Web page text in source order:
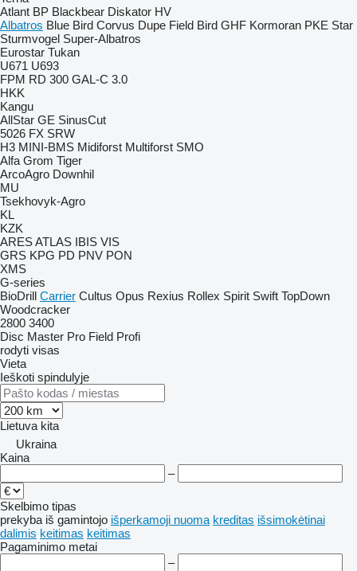
Atlant BP Blackbear Diskator HV
Albatros Blue Bird Corvus Dupe Field Bird GHF Kormoran PKE Star
Sturmvogel Super-Albatros
Eurostar Tukan
U671 U693
FPM RD 300 GAL-C 3.0
HKK
Kangu
AllStar GE SinusCut
5026 FX SRW
H3 MINI-BMS Midiforst Multiforst SMO
Alfa Grom Tiger
ArcoAgro Downhil
MU
Tsekhovyk-Agro
KL
KZK
ARESATLAS IBIS VIS
GRS KPG PD PNV PON
XMS
G-series
BioDrill Carrier Cultus Opus Rexius Rollex Spirit Swift TopDown
Woodcracker
2800 3400
Disc Master Pro Field Profi
rodyti visas
Vieta
Ieškoti spindulyje
Lietuva kita
Ukraina
Kaina
–
Skelbimo tipas
prekyba iš gamintojo išperkamoji nuoma kreditas išsimokėtinai
dalimis keitimas keitimas
Pagaminimo metai
–